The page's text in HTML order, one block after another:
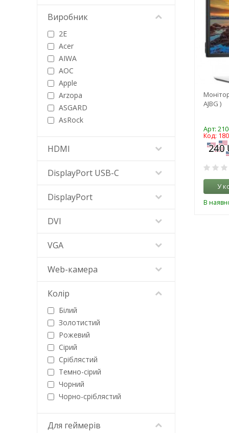
AJBG )
Арт:
Код:
У
В
Виробник
2E
Acer
AIWA
AOC
Apple
Arzopa
ASGARD
AsRock
BenQ
DAHUA
Dell
EKLEER Co., Ltd.
Fujitsu
Gigabyte
Hanwha
Hikvision
HP
IIYAMA
Intboard
NoNaMe
Philips
ProLogix
QUBE
Samsung
Thunderobot
HDMI
DisplayPort USB-C
DisplayPort
DVI
VGA
Web-камера
Колір
Білий
Золотистий
Рожевий
Сірий
Сріблястий
Темно-сірий
Чорний
Чорно-сріблястий
Для геймерів